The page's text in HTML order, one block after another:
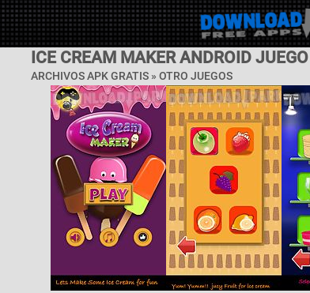
ICE CREAM MAKER ANDROID JUEGO
ARCHIVOS APK GRATIS » OTRO JUEGOS